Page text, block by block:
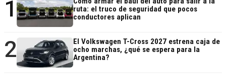
1
ruta: el truco de seguridad que pocos
conductores aplican
2
El Volkswagen T-Cross 2027 estrena caja de
ocho marchas, ¿qué se espera para la
Argentina?